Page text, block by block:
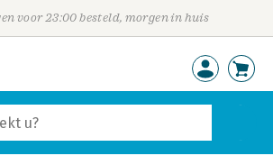
voor 23:00 besteld, morgen in huis